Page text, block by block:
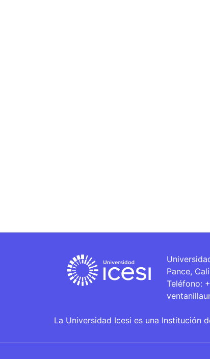
Pance,
Teléfono:
La Universidad Icesi es una Institución